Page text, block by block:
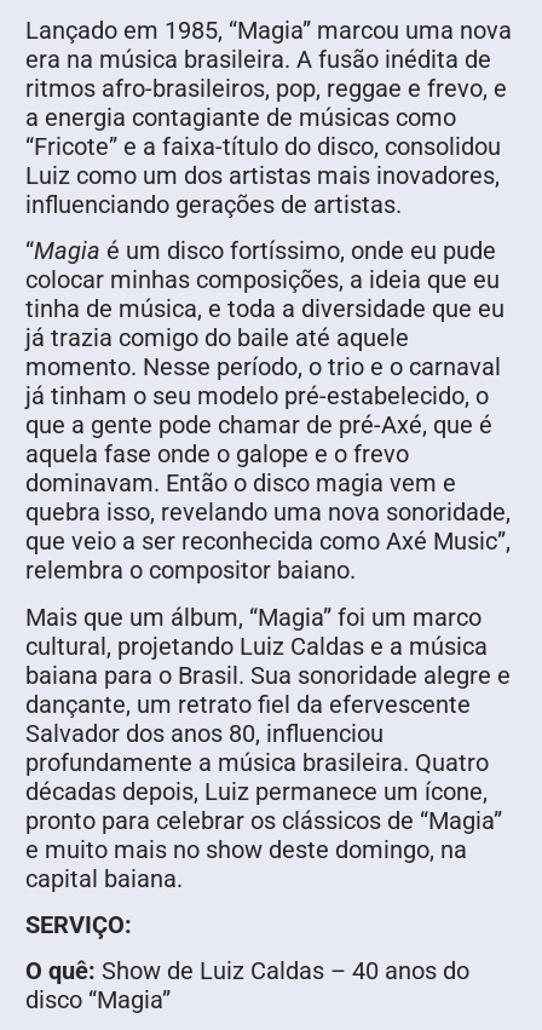
Lançado em 1985, “Magia” marcou uma nova
era na música brasileira. A fusão inédita de
ritmos afro-brasileiros, pop, reggae e frevo, e
a energia contagiante de músicas como
“Fricote” e a faixa-título do disco, consolidou
Luiz como um dos artistas mais inovadores,
influenciando gerações de artistas.
“Magia é um disco fortíssimo, onde eu pude
colocar minhas composições, a ideia que eu
tinha de música, e toda a diversidade que eu
já trazia comigo do baile até aquele
momento. Nesse período, o trio e o carnaval
já tinham o seu modelo pré-estabelecido, o
que a gente pode chamar de pré-Axé, que é
aquela fase onde o galope e o frevo
dominavam. Então o disco magia vem e
quebra isso, revelando uma nova sonoridade,
que veio a ser reconhecida como Axé Music”,
relembra o compositor baiano.
Mais que um álbum, “Magia” foi um marco
cultural, projetando Luiz Caldas e a música
baiana para o Brasil. Sua sonoridade alegre e
dançante, um retrato fiel da efervescente
Salvador dos anos 80, influenciou
profundamente a música brasileira. Quatro
décadas depois, Luiz permanece um ícone,
pronto para celebrar os clássicos de “Magia”
e muito mais no show deste domingo, na
capital baiana.
SERVIÇO:
O quê: Show de Luiz Caldas – 40 anos do
disco “Magia”